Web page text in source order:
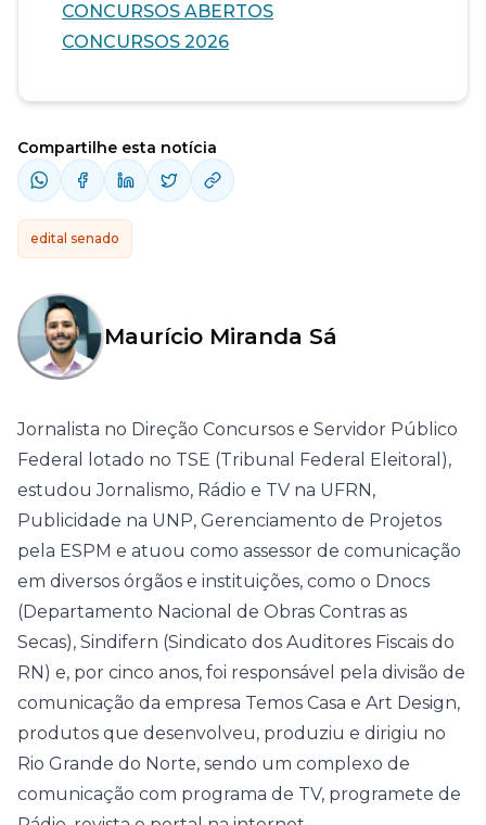
CONCURSOS ABERTOS
CONCURSOS 2026
Compartilhe esta notícia
edital senado
Maurício Miranda Sá
Jornalista no Direção Concursos e Servidor Público
Federal lotado no TSE (Tribunal Federal Eleitoral),
estudou Jornalismo, Rádio e TV na UFRN,
Publicidade na UNP, Gerenciamento de Projetos
pela ESPM e atuou como assessor de comunicação
em diversos órgãos e instituições, como o Dnocs
(Departamento Nacional de Obras Contras as
Secas), Sindifern (Sindicato dos Auditores Fiscais do
RN) e, por cinco anos, foi responsável pela divisão de
comunicação da empresa Temos Casa e Art Design,
produtos que desenvolveu, produziu e dirigiu no
Rio Grande do Norte, sendo um complexo de
comunicação com programa de TV, programete de